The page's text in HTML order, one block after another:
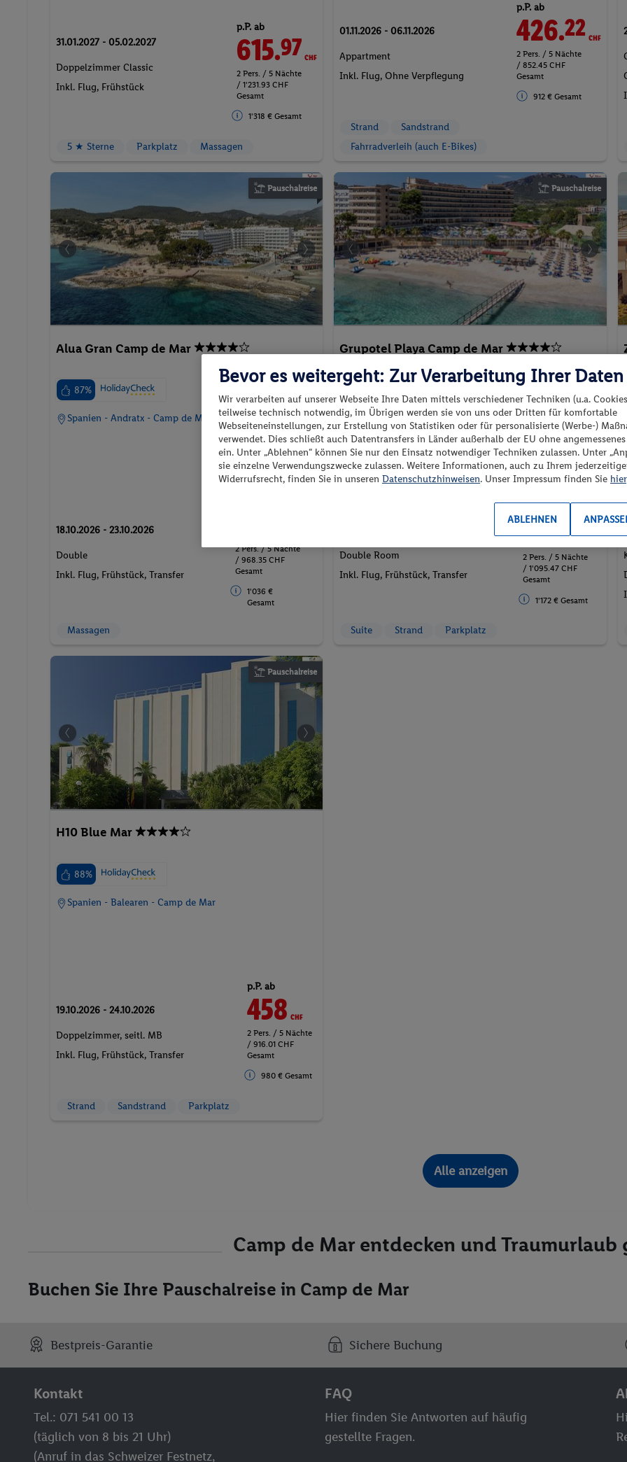
31.01.2027 - 05.02.2027
Doppelzimmer Classic
Inkl. Flug, Frühstück
p.P. ab
615.97CHF
2 Pers. / 5 Nächte
/ 1'231.93 CHF
Gesamt
1'318 € Gesamt
5 ★ Sterne Parkplatz Massagen
01.11.2026 - 06.11.2026
Appartment
Inkl. Flug,Ohne Verpflegung
p.P. ab
426.22CHF
2 Pers. / 5 Nächte
/ 852.45 CHF
Gesamt
912 € Gesamt
Strand
Sandstrand
Fahrradverleih (auch E-Bikes)
Pauschalreise
Alua Gran Camp de Mar
87%
Spanien - Andratx - Camp de Mar
18.10.2026 - 23.10.2026
Double
Inkl. Flug, Frühstück, Transfer
2 Pers. / 5 Nächte
/ 968.35 CHF
Gesamt
1'036 €
Gesamt
Massagen
Pauschalreise
Grupotel Playa Camp de Mar
Spanien - Andratx - Camp de Mar
Double Room
Inkl. Flug, Frühstück, Transfer
547.73CHF
2 Pers. / 5 Nächte
/ 1'095.47 CHF
Gesamt
1'172 € Gesamt
Suite Strand Parkplatz
Pauschalreise
H10 Blue Mar
88%
Spanien - Balearen - Camp de Mar
19.10.2026 - 24.10.2026
Doppelzimmer, seitl. MB
Inkl. Flug, Frühstück, Transfer
p.P. ab
458CHF
2 Pers. / 5 Nächte
/ 916.01 CHF
Gesamt
980 € Gesamt
Strand Sandstrand Parkplatz
Alle anzeigen
Camp de Mar entdecken und Traumurlaub
Buchen Sie Ihre Pauschalreise in Camp de Mar
Bestpreis-Garantie Sichere Buchung
Kontakt
Tel.: 071 541 00 13
(täglich von 8 bis 21 Uhr)
(Anruf in das Schweizer Festnetz,
FAQ
Hier finden Sie Antworten auf häufig
gestellte Fragen.
Bevor es weitergeht: Zur Verarbeitung Ihrer Daten
Wir verarbeiten auf unserer Webseite Ihre Daten mittels verschiedener Techniken (u.a.
teilweise technisch notwendig, im Übrigen werden sie von uns oder Dritten für komfortable
Webseiteneinstellungen, zur Erstellung von Statistiken oder für personalisierte (Werbe-)
verwendet. Dies schließt auch Datentransfers in Länder außerhalb der EU ohne
ein. Unter „Ablehnen“ können Sie nur den Einsatz notwendiger Techniken zulassen. Unter
sie einzelne Verwendungszwecke zulassen. Weitere Informationen, auch zu Ihrem
Widerrufsrecht, finden Sie in unseren Datenschutzhinweisen. Unser Impressum finden Sie hier
ABLEHNEN